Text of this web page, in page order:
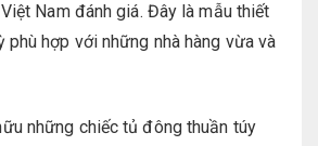
Nam đánh giá. Đây là mẫu thiết
phù hợp với những nhà hàng vừa và
những chiếc tủ đông thuần túy